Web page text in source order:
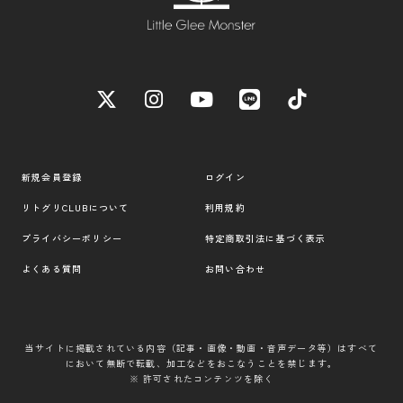
新規会員登録 ログイン
リトグリCLUBについて 利用規約
プライバシーポリシー 特定商取引法に基づく表示
よくある質問 お問い合わせ
当サイトに掲載されている内容（記事・画像・動画・音声データ等）はすべて
において無断で転載、加工などをおこなうことを禁じます。
※ 許可されたコンテンツを除く